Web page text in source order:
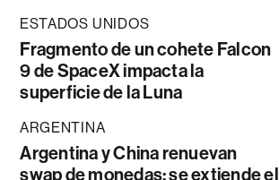
ESTADOS UNIDOS
Fragmento de un cohete Falcon
9 de SpaceX impacta la
superficie de la Luna
ARGENTINA
Argentina y China renuevan
swap de monedas: se extiende el